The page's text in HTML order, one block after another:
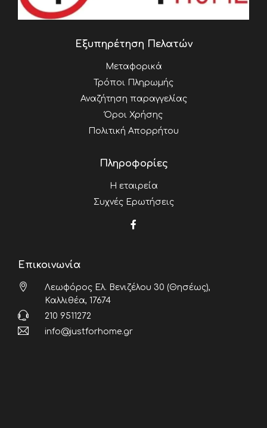
Εξυπηρέτηση Πελατών
Μεταφορικά
Τρόποι Πληρωμής
Αναζήτηση παραγγελίας
Όροι Χρήσης
Πολιτική Απορρήτου
Πληροφορίες
Η εταιρεία
Συχνές Ερωτήσεις
Επικοινωνία
Λεωφόρος Ελ. Βενιζέλου 30 (Θησέως),
Καλλιθέα, 17674
210 9511272
info@justforhome.gr